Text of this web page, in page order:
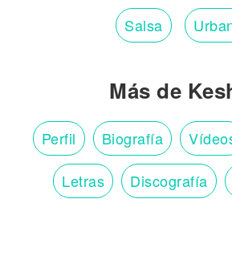
Salsa
Más de
Perfil Biografía
Letras Discografía